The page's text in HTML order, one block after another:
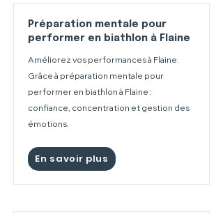
Préparation mentale pour
performer en biathlon à Flaine
Améliorez vos performances à Flaine.
Grâce à préparation mentale pour
performer en biathlon à Flaine :
confiance, concentration et gestion des
émotions.
En savoir plus